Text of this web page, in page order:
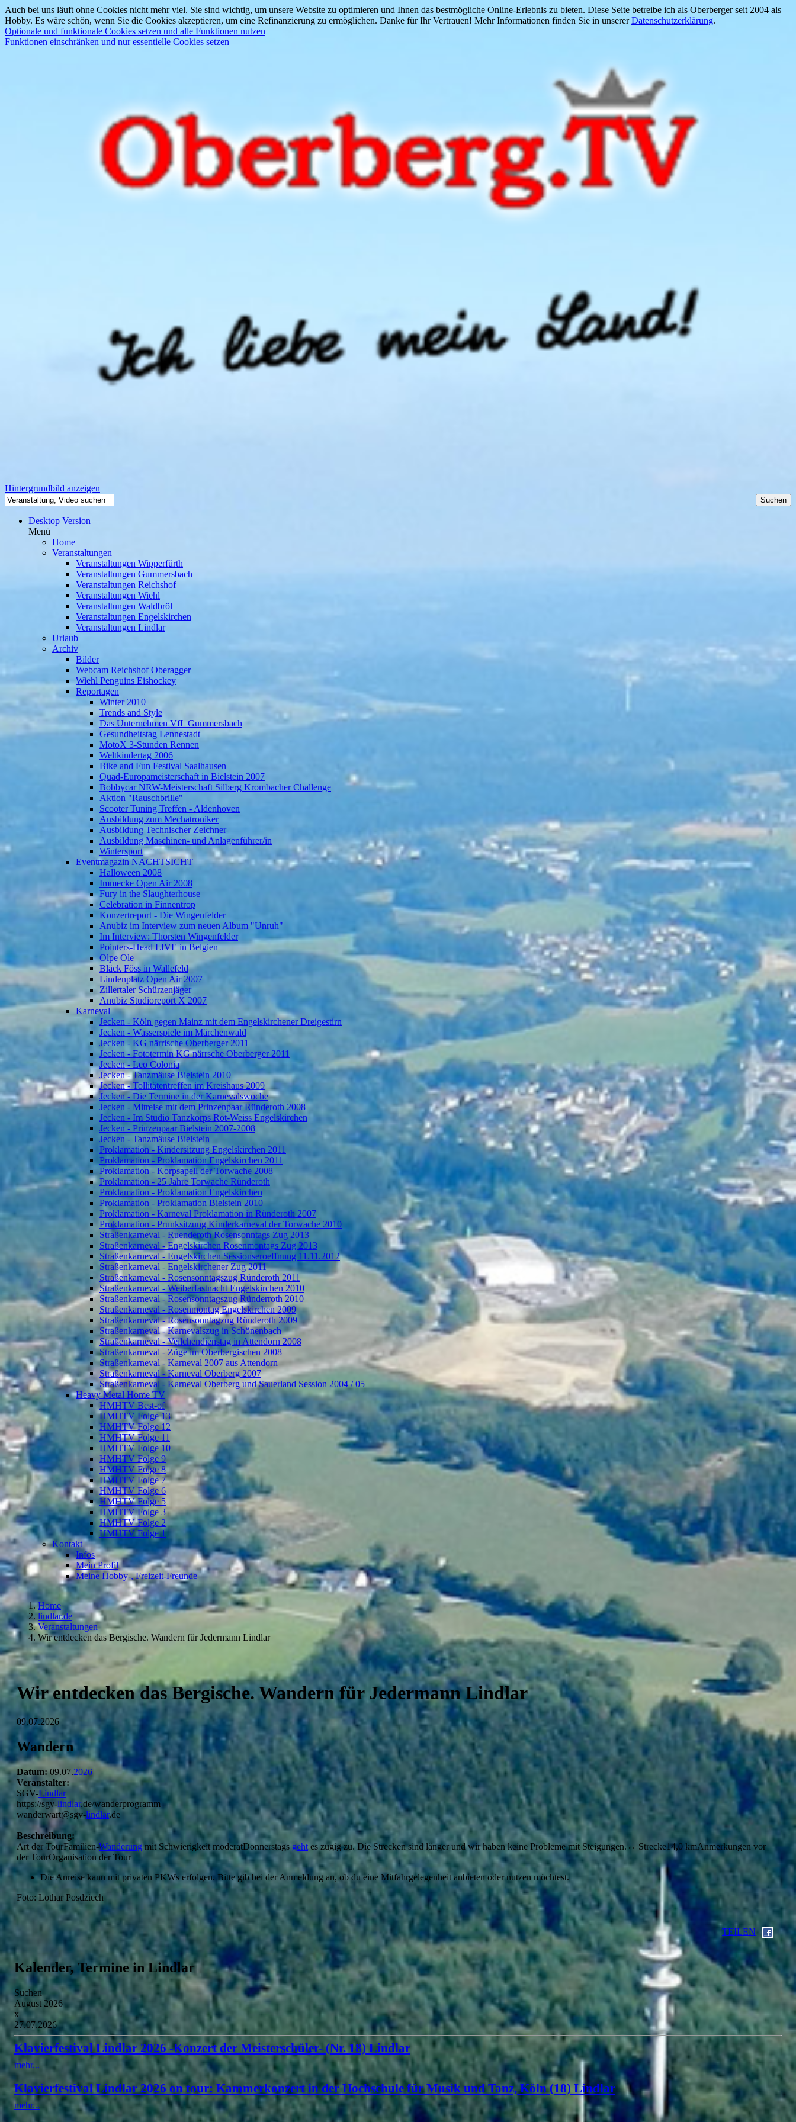
Auch bei uns läuft ohne Cookies nicht mehr viel. Sie sind wichtig, um unsere Website zu optimieren und Ihnen das bestmögliche Online-Erlebnis zu bieten. Diese Seite betreibe ich als Oberberger seit 2004 als
Hobby. Es wäre schön, wenn Sie die Cookies akzeptieren, um eine Refinanzierung zu ermöglichen. Danke für Ihr Vertrauen! Mehr Informationen finden Sie in unsererDatenschutzerklärung.
Optionale und funktionale Cookies setzen und alle Funktionen nutzen
Funktionen einschränken und nur essentielle Cookies setzen
Hintergrundbild anzeigen
Desktop Version
Menü
Home
Veranstaltungen
Veranstaltungen Wipperfürth
Veranstaltungen Gummersbach
Veranstaltungen Reichshof
Veranstaltungen Wiehl
Veranstaltungen Waldbröl
Veranstaltungen Engelskirchen
Veranstaltungen Lindlar
Urlaub
Archiv
Bilder
Webcam Reichshof Oberagger
Wiehl Penguins Eishockey
Reportagen
Winter 2010
Trends and Style
Das Unternehmen VfL Gummersbach
Gesundheitstag Lennestadt
MotoX 3-Stunden Rennen
Weltkindertag 2006
Bike and Fun Festival Saalhausen
Quad-Europameisterschaft in Bielstein 2007
Bobbycar NRW-Meisterschaft Silberg Krombacher Challenge
Aktion "Rauschbrille"
Scooter Tuning Treffen - Aldenhoven
Ausbildung zum Mechatroniker
Ausbildung Technischer Zeichner
Ausbildung Maschinen- und Anlagenführer/in
Wintersport
Eventmagazin NACHTSICHT
Halloween 2008
Immecke Open Air 2008
Fury in the Slaughterhouse
Celebration in Finnentrop
Konzertreport - Die Wingenfelder
Anubiz im Interview zum neuen Album "Unruh"
Im Interview: Thorsten Wingenfelder
Pointers-Head LIVE in Belgien
Olpe Ole
Bläck Föss in Wallefeld
Lindenplatz Open Air 2007
Zillertaler Schürzenjäger
Anubiz Studioreport X 2007
Karneval
Jecken - Köln gegen Mainz mit dem Engelskirchener Dreigestirn
Jecken - Wasserspiele im Märchenwald
Jecken - KG närrische Oberberger 2011
Jecken - Fototermin KG närrsche Oberberger 2011
Jecken - Leo Colonia
Jecken - Tanzmäuse Bielstein 2010
Jecken - Tollitätentreffen im Kreishaus 2009
Jecken - Die Termine in der Karnevalswoche
Jecken - Mitreise mit dem Prinzenpaar Ründeroth 2008
Jecken - Im Studio Tanzkorps Rot-Weiss Engelskirchen
Jecken - Prinzenpaar Bielstein 2007-2008
Jecken - Tanzmäuse Bielstein
Proklamation - Kindersitzung Engelskirchen 2011
Proklamation - Proklamation Engelskirchen 2011
Proklamation - Korpsapell der Torwache 2008
Proklamation - 25 Jahre Torwache Ründeroth
Proklamation - Proklamation Engelskirchen
Proklamation - Proklamation Bielstein 2010
Proklamation - Karneval Proklamation in Ründeroth 2007
Proklamation - Prunksitzung Kinderkarneval der Torwache 2010
Straßenkarneval - Ruenderoth Rosensonntags Zug 2013
Straßenkarneval - Engelskirchen Rosenmontags Zug 2013
Straßenkarneval - Engelskirchen Sessionseroeffnung 11.11.2012
Straßenkarneval - Engelskirchener Zug 2011
Straßenkarneval - Rosensonntagszug Ründeroth 2011
Straßenkarneval - Weiberfastnacht Engelskirchen 2010
Straßenkarneval - Rosensonntagszug Ründerroth 2010
Straßenkarneval - Rosenmontag Engelskirchen 2009
Straßenkarneval - Rosensonntagzug Ründeroth 2009
Straßenkarneval - Karnevalszug in Schönenbach
Straßenkarneval - Veilchendienstag in Attendorn 2008
Straßenkarneval - Züge im Oberbergischen 2008
Straßenkarneval - Karneval 2007 aus Attendorn
Straßenkarneval - Karneval Oberberg 2007
Straßenkarneval - Karneval Oberberg und Sauerland Session 2004 / 05
Heavy Metal Home TV
HMHTV Best-of
HMHTV Folge 13
HMHTV Folge 12
HMHTV Folge 11
HMHTV Folge 10
HMHTV Folge 9
HMHTV Folge 8
HMHTV Folge 7
HMHTV Folge 6
HMHTV Folge 5
HMHTV Folge 3
HMHTV Folge 2
HMHTV Folge 1
Kontakt
Infos
Mein Profil
Meine Hobby-, Freizeit-Freunde
Home
lindlar.de
Veranstaltungen
Wir entdecken das Bergische. Wandern für Jedermann Lindlar
Wir entdecken das Bergische. Wandern für Jedermann Lindlar
09.07.2026
Wandern
Datum:09.07.2026
Veranstalter:
SGV-Lindlar
https://sgv-lindlar.de/wanderprogramm
wanderwart@sgv-lindlar.de
Beschreibung:
Art der TourFamilien-Wanderungmit Schwierigkeit moderatDonnerstags geht es zügig zu. Die Strecken sind länger und wir haben keine Probleme mit Steigungen.↔︎ Strecke14,0 kmAnmerkungen vor
der TourOrganisation der Tour
Die Anreise kann mit privaten PKWs erfolgen. Bitte gib bei der Anmeldung an, ob du eine Mitfahrgelegenheit anbieten oder nutzen möchtest.
Foto: Lothar Posdziech
TEILEN
Kalender, Termine in Lindlar
Suchen
August 2026
x
27.07.2026
Klavierfestival Lindlar 2026 -Konzert der Meisterschüler- (Nr. 18) Lindlar
mehr...
Klavierfestival Lindlar 2026 on tour: Kammerkonzert in der Hochschule für Musik und Tanz, Köln (18) Lindlar
mehr...